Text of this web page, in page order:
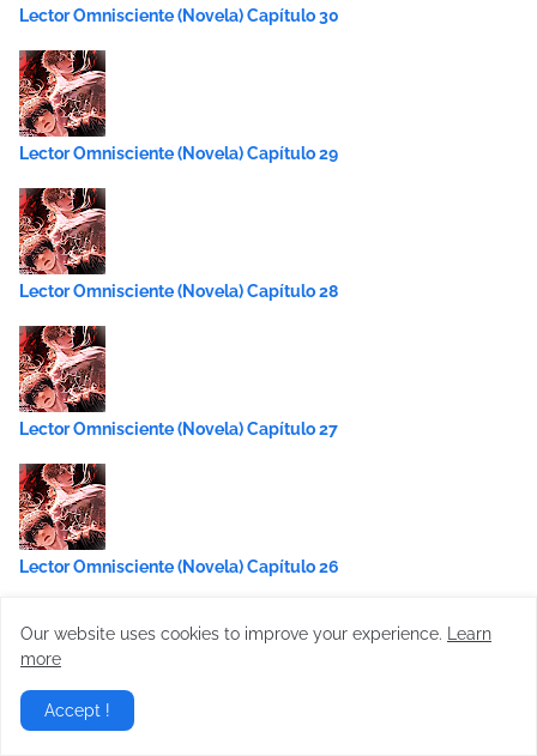
Lector Omnisciente (Novela) Capítulo 30
Lector Omnisciente (Novela) Capítulo 29
Lector Omnisciente (Novela) Capítulo 28
Lector Omnisciente (Novela) Capítulo 27
Lector Omnisciente (Novela) Capítulo 26
Lector Omnisciente (Novela) Capítulo 25
Our website uses cookies to improve your experience.
Learn
more
Accept !